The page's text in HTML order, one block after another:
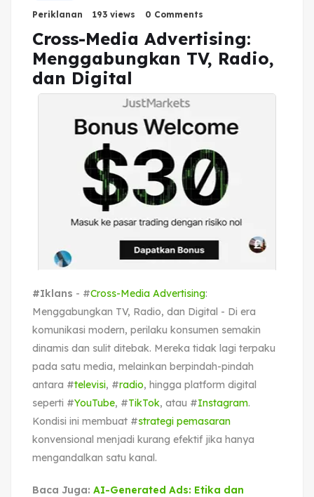
Periklanan 193 views 0 Comments
Cross-Media Advertising:
Menggabungkan TV, Radio,
dan Digital
#Iklans - #Cross-Media Advertising:
Menggabungkan TV, Radio, dan Digital - Di era
komunikasi modern, perilaku konsumen semakin
dinamis dan sulit ditebak. Mereka tidak lagi terpaku
pada satu media, melainkan berpindah-pindah
antara #televisi, #radio, hingga platform digital
seperti #YouTube, #TikTok, atau #Instagram.
Kondisi ini membuat #strategi pemasaran
konvensional menjadi kurang efektif jika hanya
mengandalkan satu kanal.
Baca Juga: AI-Generated Ads: Etika dan